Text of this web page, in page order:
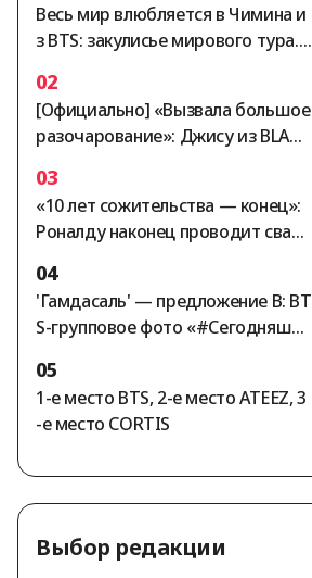
Весь мир влюбляется в Чимина и
з BTS: закулисье мирового тура..
ивлекательность
02
[Официально] «Вызвала большое
разочарование»: Джису из BLACK
нием [StarNews]
03
«10 лет сожительства — конец»:
Роналду наконец проводит свад
за 5,7 млрд вон. Продавец Gucci с
тал «супругой на миллион»».
04
'Гамдасаль' — предложение В: BT
S-групповое фото «#Сегодняшни
05
1-е место BTS, 2-е место ATEEZ, 3
-е место CORTIS
Выбор редакции